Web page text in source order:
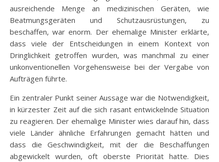
ausreichende Menge an medizinischen Geräten, wie
Beatmungsgeräten und Schutzausrüstungen, zu
beschaffen, war enorm. Der ehemalige Minister erklärte,
dass viele der Entscheidungen in einem Kontext von
Dringlichkeit getroffen wurden, was manchmal zu einer
unkonventionellen Vorgehensweise bei der Vergabe von
Aufträgen führte.
Ein zentraler Punkt seiner Aussage war die Notwendigkeit,
in kürzester Zeit auf die sich rasant entwickelnde Situation
zu reagieren. Der ehemalige Minister wies darauf hin, dass
viele Länder ähnliche Erfahrungen gemacht hätten und
dass die Geschwindigkeit, mit der die Beschaffungen
abgewickelt wurden, oft oberste Priorität hatte. Dies